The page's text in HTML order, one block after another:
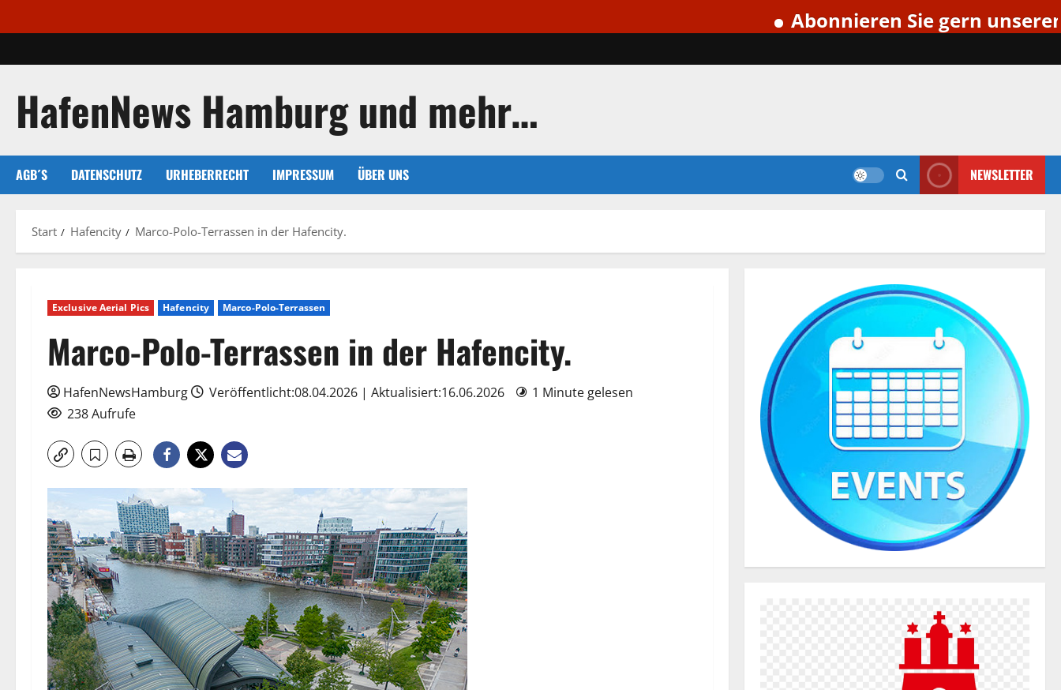
Abonnieren Sie gern unseren
Inhalt
HafenNews Hamburg und mehr…
AGB´S DATENSCHUTZ URHEBERRECHT IMPRESSUM ÜBER UNS NEWSLETTER
Start Hafencity Marco-Polo-Terrassen in der Hafencity.
Exclusive Aerial Pics Hafencity Marco-Polo-Terrassen
Marco-Polo-Terrassen in der Hafencity.
HafenNewsHamburg Veröffentlicht:08.04.2026 | Aktualisiert:16.06.2026
1 Minute gelesen
238 Aufrufe